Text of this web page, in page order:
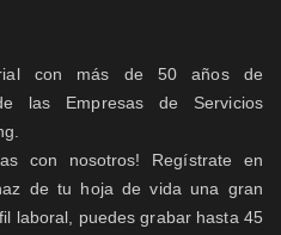
con más de 50 años de
las Empresas de Servicios
con nosotros! Regístrate en
de tu hoja de vida una gran
laboral, puedes grabar hasta 45